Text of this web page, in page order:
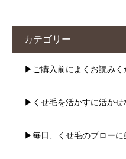
カテゴリー
▶︎ご購入前によくお読みく
▶︎くせ毛を活かすに活かせ
▶︎毎日、くせ毛のブローに